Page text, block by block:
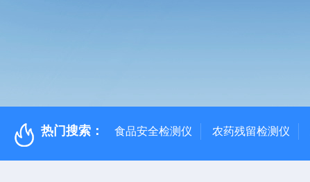
热门搜索： 食品安全检测仪 农药残留检测仪